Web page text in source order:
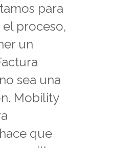
para
proceso,
un
sea una
Mobility
que